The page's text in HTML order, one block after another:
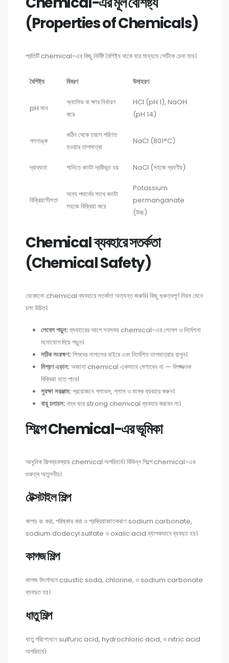
(Properties of Chemicals)
প্রতিটি chemical-এর কিছু নির্দিষ্ট বৈশিষ্ট্য থাকে যার মাধ্যমে সেটিকে চেনা যায়।
বৈশিষ্ট্য বিবরণ উদাহরণ
pH মান
অ্যাসিড বা ক্ষার নির্ধারণ
করে
HCl (pH 1), NaOH
(pH 14)
গলনাঙ্ক
কঠিন থেকে তরলে পরিণত
হওয়ার তাপমাত্রা
NaCl (801°C)
দ্রাব্যতা পানিতে কতটা দ্রবীভূত হয় NaCl (সহজে দ্রবণীয়)
বিক্রিয়াশীলতা
অন্য পদার্থের সাথে কতটা
সহজে বিক্রিয়া করে
Potassium
permanganate
(উচ্চ)
Chemical ব্যবহারে সতর্কতা
(Chemical Safety)
যেকোনো chemical ব্যবহারে সতর্কতা অত্যন্ত জরুরি। কিছু গুরুত্বপূর্ণ নিয়ম মেনে
চলা উচিত।
লেবেল পড়ুন: ব্যবহারের আগে সবসময় chemical-এর লেবেল ও নির্দেশনা
মনোযোগ দিয়ে পড়ুন।
সঠিক সংরক্ষণ: শিশুদের নাগালের বাইরে এবং নির্দেশিত তাপমাত্রায় রাখুন।
মিশ্রণ এড়ান: অজানা chemical একসাথে মেশাবেন না — বিপজ্জনক
বিক্রিয়া হতে পারে।
সুরক্ষা সরঞ্জাম: প্রয়োজনে গ্লাভস, গ্লাস ও মাস্ক ব্যবহার করুন।
বায়ু চলাচল: বন্ধ ঘরে strong chemical ব্যবহার করবেন না।
শিল্পে Chemical-এর ভূমিকা
আধুনিক শিল্পব্যবস্থায় chemical অপরিহার্য। বিভিন্ন শিল্পে chemical-এর
গুরুত্ব অতুলনীয়।
টেক্সটাইল শিল্প
কাপড় রং করা, পরিষ্কার করা ও প্রক্রিয়াজাতকরণে sodium carbonate,
sodium dodecyl sulfate ও oxalic acid ব্যাপকভাবে ব্যবহৃত হয়।
কাগজ শিল্প
কাগজ উৎপাদনে caustic soda, chlorine, ও sodium carbonate
ব্যবহৃত হয়।
ধাতু শিল্প
ধাতু পরিশোধনে sulfuric acid, hydrochloric acid, ও nitric acid
অপরিহার্য।